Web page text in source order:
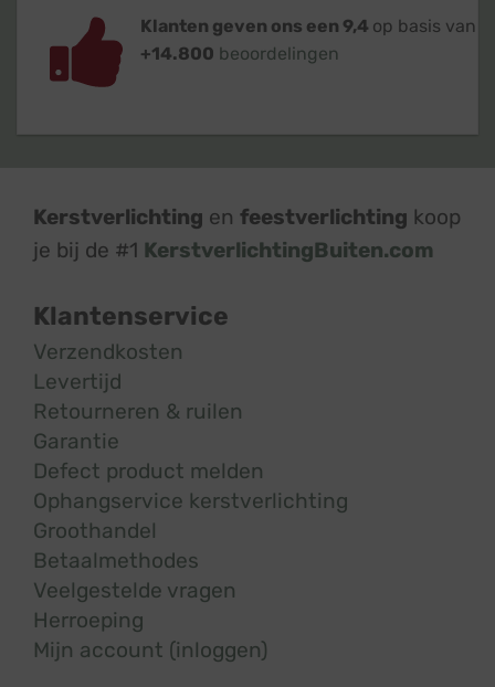
Klanten geven ons een 9,4 op basis van
+14.800 beoordelingen
Kerstverlichting en feestverlichting koop
je bij de #1 KerstverlichtingBuiten.com
Klantenservice
Verzendkosten
Levertijd
Retourneren & ruilen
Garantie
Defect product melden
Ophangservice kerstverlichting
Groothandel
Betaalmethodes
Veelgestelde vragen
Herroeping
Mijn account (inloggen)